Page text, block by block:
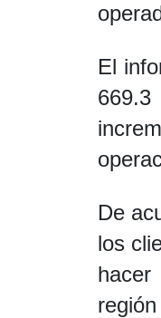
El
669.3
De
los